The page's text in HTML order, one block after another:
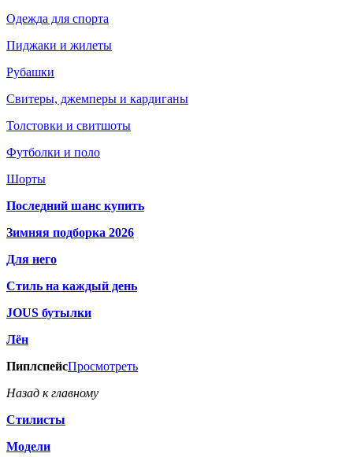
Одежда для спорта
Пиджаки и жилеты
Рубашки
Свитеры, джемперы и кардиганы
Толстовки и свитшоты
Футболки и поло
Шорты
Последний шанс купить
Зимняя подборка 2026
Для него
Стиль на каждый день
JOUS бутылки
Лён
ПиплспейсПросмотреть
Назад к главному
Стилисты
Модели